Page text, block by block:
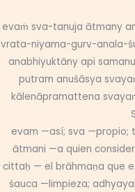
evaṁ sva-tanuja ātmany
vrata-niyama-gurv-anala-
anabhiyuktāny api
putram anuśāsya
kālenāpramattena
evam —así; sva —propio;
ātmani —a quien
cittaḥ — el brāhmaṇa que
śauca —limpieza;